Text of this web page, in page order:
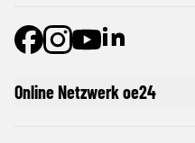
Online Netzwerk oe24